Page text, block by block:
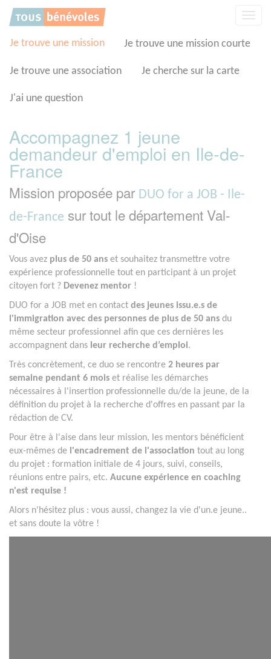
Je trouve une mission Je trouve une mission courte
Je trouve une association Je cherche sur la carte
J'ai une question
Accompagnez 1 jeune
demandeur d'emploi en Ile-de-
France
Mission proposée par DUO for a JOB - Ile-
de-France sur tout le département Val-
d'Oise
Vous avez plus de 50 ans et souhaitez transmettre votre
expérience professionnelle tout en participant à un projet
citoyen fort ? Devenez mentor !
DUO for a JOB met en contact des jeunes issu.e.s de
l'immigration avec des personnes de plus de 50 ans du
même secteur professionnel afin que ces dernières les
accompagnent dans leur recherche d’emploi.
Très concrètement, ce duo se rencontre 2 heures par
semaine pendant 6 mois et réalise les démarches
nécessaires à l'insertion professionnelle du/de la jeune, de la
définition du projet à la recherche d'offres en passant par la
rédaction de CV.
Pour être à l'aise dans leur mission, les mentors bénéficient
eux-mêmes de l'encadrement de l'association tout au long
du projet : formation initiale de 4 jours, suivi, conseils,
réunions entre pairs, etc. Aucune expérience en coaching
n'est requise !
Alors n'hésitez plus : vous aussi, changez la vie d'un.e jeune..
et sans doute la vôtre !
Panneau de gestion des cookies